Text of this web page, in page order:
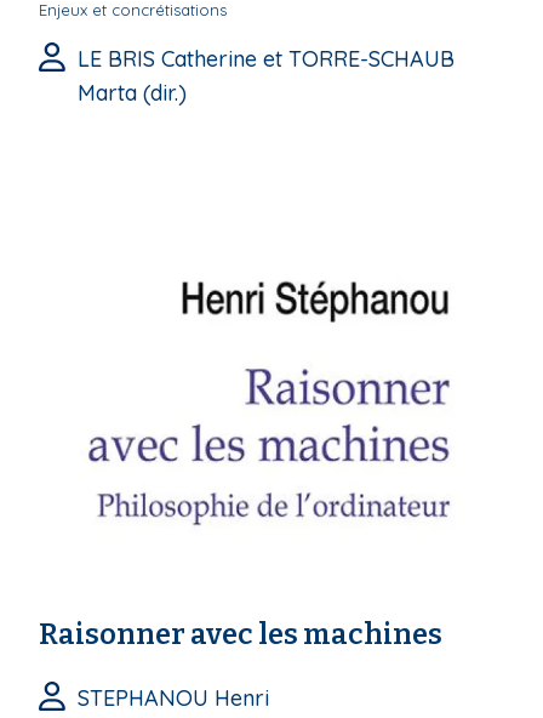
Enjeux et concrétisations
LE BRIS Catherine et TORRE-SCHAUB
Marta (dir.)
Raisonner avec les machines
STEPHANOU Henri